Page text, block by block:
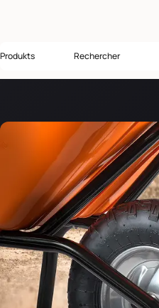
Produkts Rechercher